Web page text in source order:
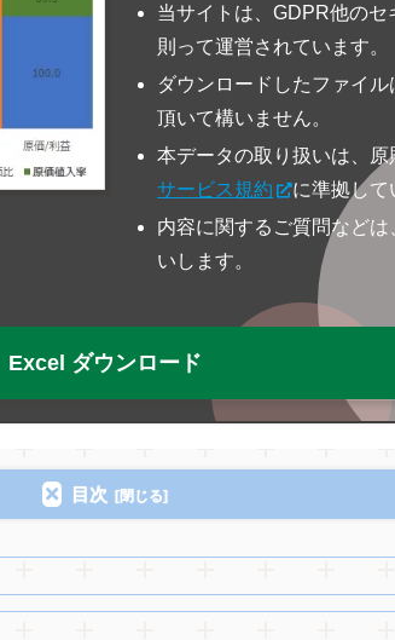
当サイトは、GDPR他のセ
則って運営されています。
ダウンロードしたファイ
頂いて構いません。
本データの取り扱いは、原
サービス規約
に準拠して
内容に関するご質問などは
いします。
Excel ダウンロード
目次